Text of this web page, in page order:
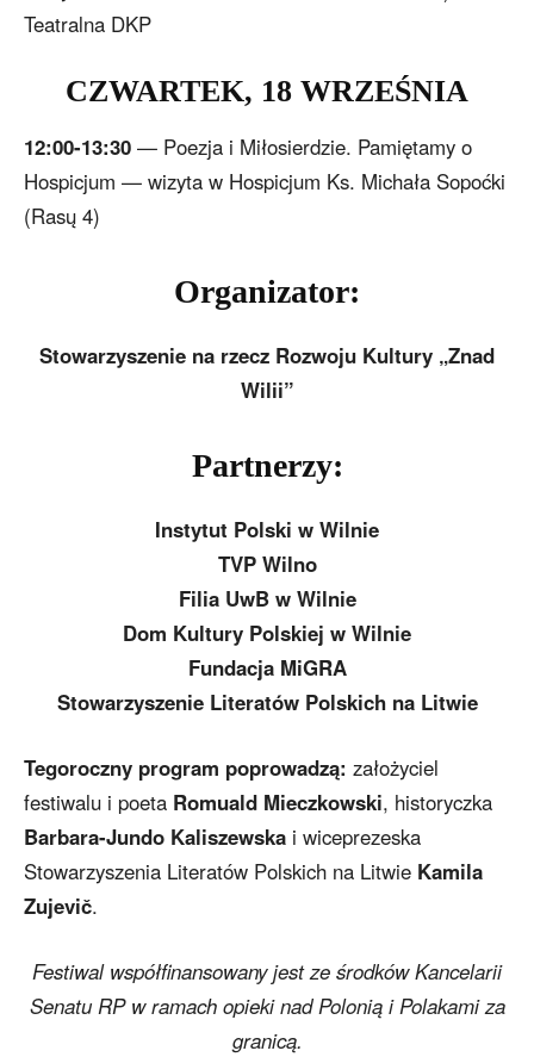
Teatralna DKP
CZWARTEK, 18 WRZEŚNIA
12:00-13:30 — Poezja i Miłosierdzie. Pamiętamy o
Hospicjum — wizyta w Hospicjum Ks. Michała Sopoćki
(Rasų 4)
Organizator:
Stowarzyszenie na rzecz Rozwoju Kultury „Znad
Wilii”
Partnerzy:
Instytut Polski w Wilnie
TVP Wilno
Filia UwB w Wilnie
Dom Kultury Polskiej w Wilnie
Fundacja MiGRA
Stowarzyszenie Literatów Polskich na Litwie
Tegoroczny program poprowadzą: założyciel
festiwalu i poeta Romuald Mieczkowski, historyczka
Barbara-Jundo Kaliszewska i wiceprezeska
Stowarzyszenia Literatów Polskich na Litwie Kamila
Zujevič.
Festiwal współfinansowany jest ze środków Kancelarii
Senatu RP w ramach opieki nad Polonią i Polakami za
granicą.